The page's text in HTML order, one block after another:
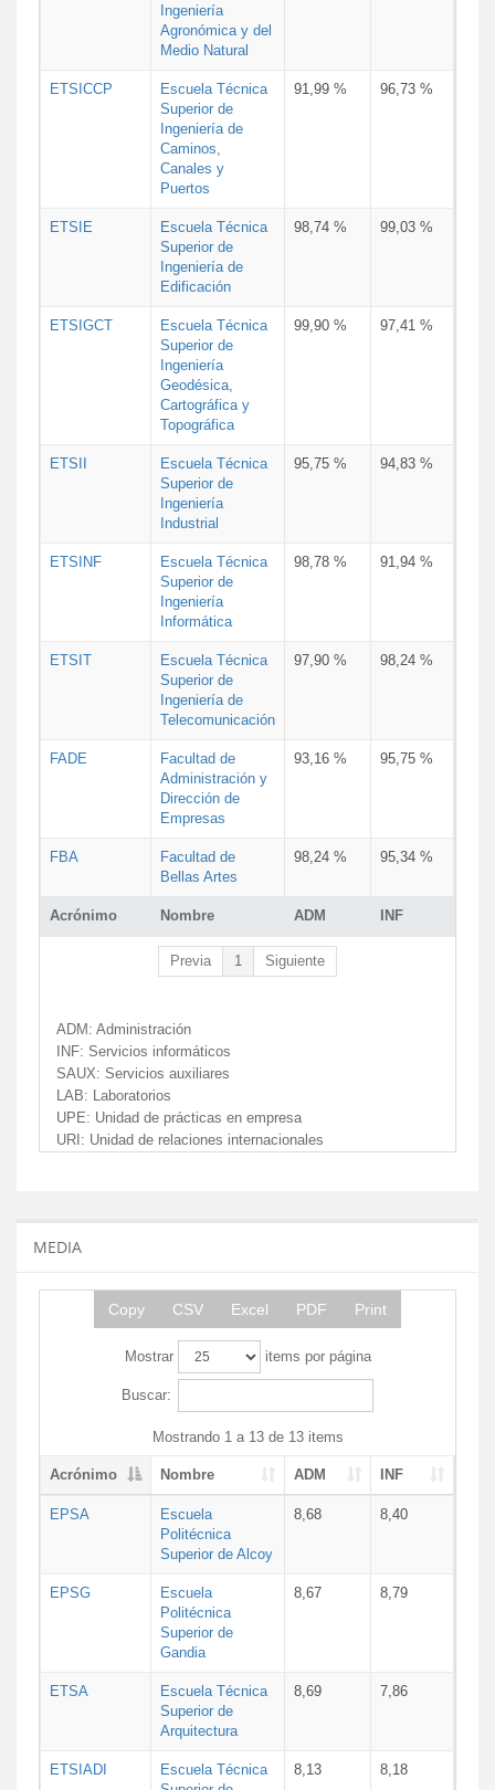
Acrónimo Nombre ADM INF
Ingeniería
Agronómica y del
Medio Natural
ETSICCP
Escuela Técnica
Superior de
Ingeniería de
Caminos,
Canales y
Puertos
91,99 % 96,73 %
ETSIE
Escuela Técnica
Superior de
Ingeniería de
Edificación
98,74 % 99,03 %
ETSIGCT
Escuela Técnica
Superior de
Ingeniería
Geodésica,
Cartográfica y
Topográfica
99,90 % 97,41 %
ETSII
Escuela Técnica
Superior de
Ingeniería
Industrial
95,75 % 94,83 %
ETSINF
Escuela Técnica
Superior de
Ingeniería
Informática
98,78 % 91,94 %
ETSIT
Escuela Técnica
Superior de
Ingeniería de
Telecomunicación
97,90 % 98,24 %
FADE
Facultad de
Administración y
Dirección de
Empresas
93,16 % 95,75 %
FBA
Facultad de
Bellas Artes
98,24 % 95,34 %
Previa 1 Siguiente
ADM: Administración
INF: Servicios informáticos
SAUX: Servicios auxiliares
LAB: Laboratorios
UPE: Unidad de prácticas en empresa
URI: Unidad de relaciones internacionales
MEDIA
Copy CSV Excel PDF Print
Mostrar items por página
Buscar:
Mostrando 1 a 13 de 13 items
Acrónimo Nombre ADM INF
EPSA
Escuela
Politécnica
Superior de Alcoy
8,68 8,40
EPSG
Escuela
Politécnica
Superior de
Gandia
8,67 8,79
ETSA
Escuela Técnica
Superior de
Arquitectura
8,69 7,86
ETSIADI
Escuela Técnica
8,13 8,18